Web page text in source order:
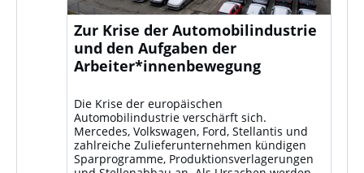
Zur Krise der Automobilindustrie
und den Aufgaben der
Arbeiter*innenbewegung
Die Krise der europäischen
Automobilindustrie verschärft sich.
Mercedes, Volkswagen, Ford, Stellantis und
zahlreiche Zulieferunternehmen kündigen
Sparprogramme, Produktionsverlagerungen